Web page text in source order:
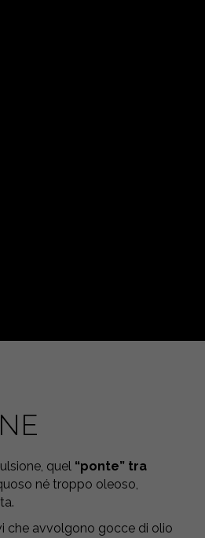
quel “ponte” tra
né troppo oleoso,
che avvolgono gocce di olio